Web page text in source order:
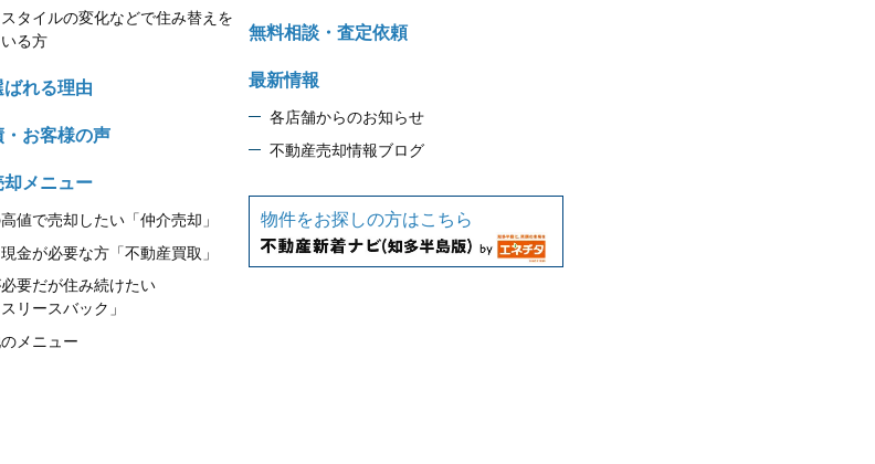
タイルの変化などで住み替えを
る方
ばれる理由
お客様の声
メニュー
値で売却したい「仲介売却」
金が必要な方「不動産買取」
要だが住み続けたい
スリースバック」
メニュー
無料相談・査定依頼
最新情報
各店舗からのお知らせ
不動産売却情報ブログ
物件をお探しの方はこちら